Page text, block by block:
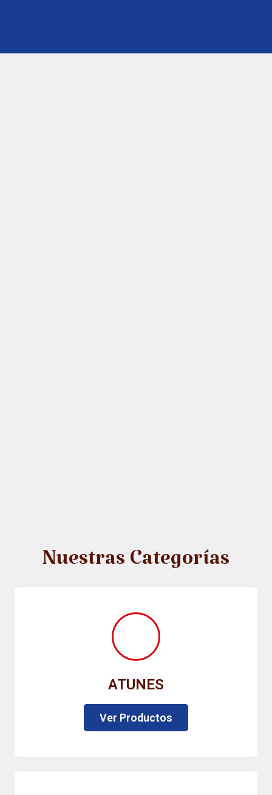
Nuestras Categorías
ATUNES
Ver Productos